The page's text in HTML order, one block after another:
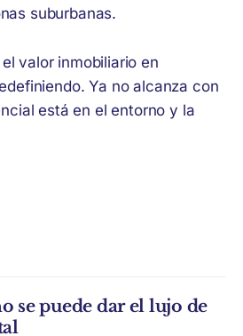
suburbanas.
el valor inmobiliario en
Ya no alcanza con
está en el entorno y la
se puede dar el lujo de